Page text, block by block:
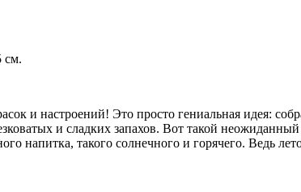
см.
и настроений! Это просто гениальная идея:
и сладких запахов. Вот такой
напитка, такого солнечного и горячего. Ведь